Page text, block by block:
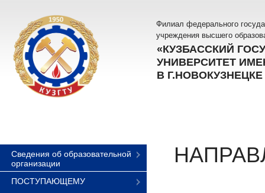
Филиал федерального
учреждения высшего
«КУЗБАССКИЙ
УНИВЕРСИТЕТ
В Г.НОВОКУЗНЕЦКЕ
Сведения об образовательной
организации
ПОСТУПАЮЩЕМУ